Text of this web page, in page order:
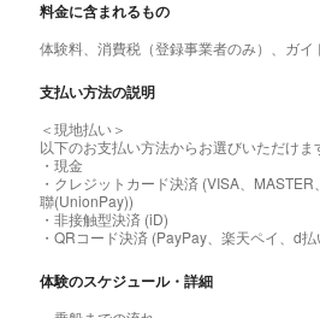
料金に含まれるもの
体験料、消費税（登録事業者のみ）、ガイ
支払い方法の説明
＜現地払い＞
以下のお支払い方法からお選びいただけま
・現金
・クレジットカード決済 (VISA、
聯(UnionPay))
・非接触型決済 (iD)
・QRコード決済 (PayPay、楽天ペイ、d払
体験のスケジュール・詳細